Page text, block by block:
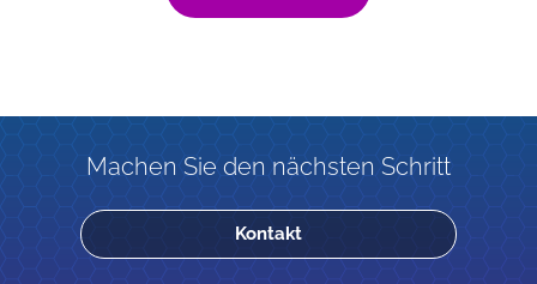
Machen Sie den nächsten Schritt
Kontakt